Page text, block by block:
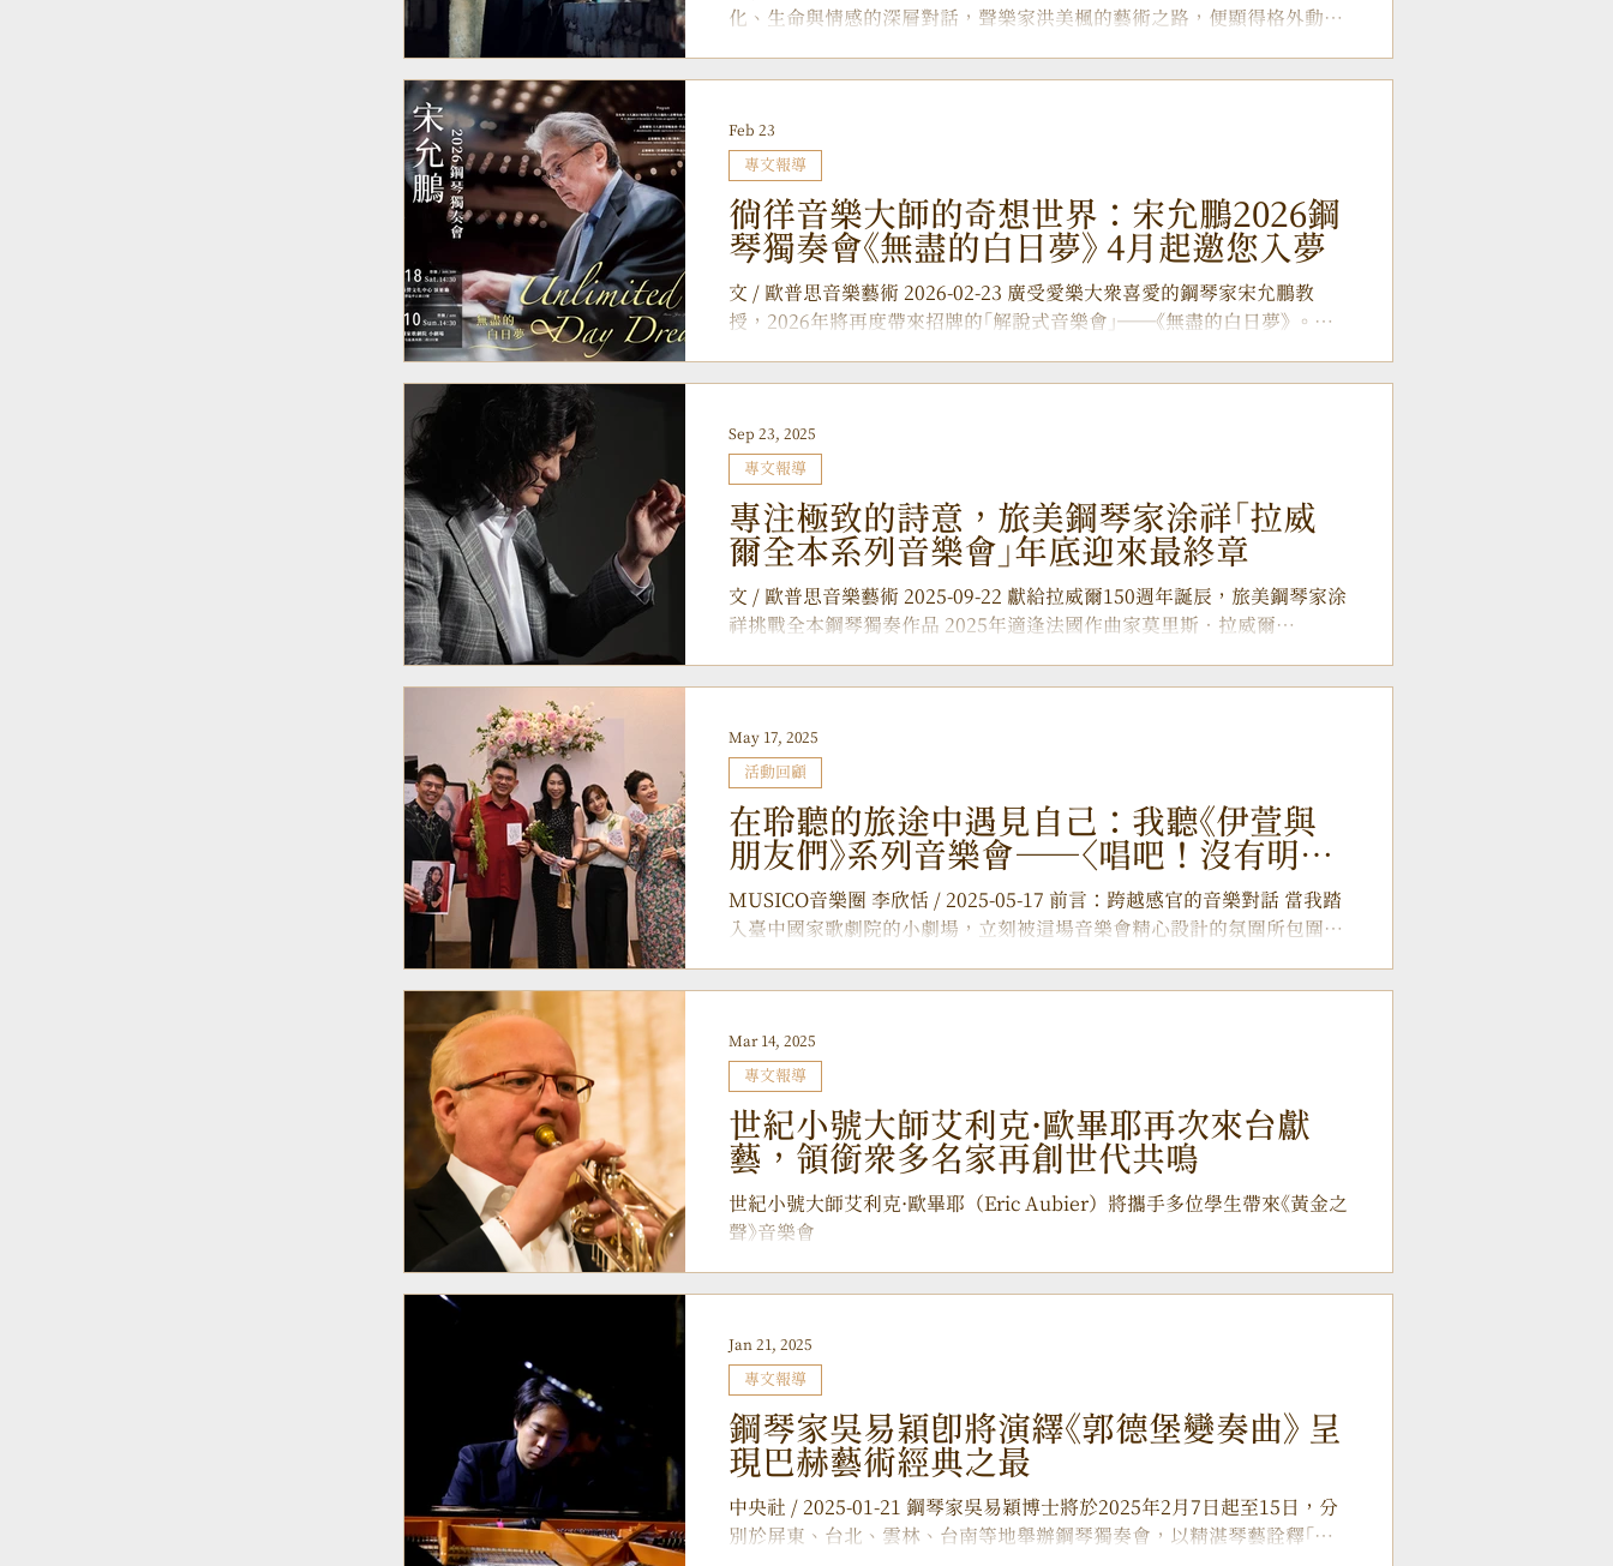
化、生命與情感的深層對話，聲樂家洪美楓的藝術之路，便顯得格外動
梭於歌劇舞台，也延伸至醫療與社會關懷的現場。今年四月，她將帶著全
望，也是再出發。 ▲ 馬來西亞女高音洪美楓四月將於臺中、臺北舉辦兩
場個人獨唱會。 在世界之間學會「直接走進音樂」 談起橫跨歐亞的求學歲
悟，是世界真的很大。」 從多元族群交織的馬來西亞，到包容度極高的臺
灣，再到歌劇文化深厚的義大利與學術氛圍濃厚的澳洲，她逐步意識到
「聽兩遍就能背整部歌劇」 的能力震撼，最終卻領悟：關鍵不在天賦，而在
語言與文化的「內化」 。 「當你用對的方式切入音樂，它其實會變得很直
接。」 她強調，身為東方音樂家，不應以 「不熟悉文化」 為藉口，而應勇敢
徜徉音樂大師的奇想世界：宋允鵬2026鋼
琴獨奏會《無盡的白日夢》 4月起邀您入夢
文 / 歐普思音樂藝術 2026-02-23 廣受愛樂大眾喜愛的鋼琴家宋允鵬教
授，2026年將再度帶來招牌的「解說式音樂會」──《無盡的白日夢》 。宋
、 《長髮公主》 等系列主題，透過在演奏中穿插平易近人的故事解說，將
潛入莫札特與孟德爾頌的腦海，一同解讀並聆賞偉大音樂家的白日夢。 ▲
鋼琴家宋允鵬教授，2026年將再度帶來招牌的「解說式音樂會」──《無盡
美呼應無邊無際的浪漫想像。上半場以莫札特 《A大調變奏曲》 揭開序幕，
這首充滿甜蜜期盼的作品，彷彿映照出作曲家對幸福生活的純潔嚮往；接
中，迸發出天真純淨的喜悅，動人心弦。 下半場則聚焦孟德爾頌的深刻靈
魂。宋教授將演繹多首經典的 《無言歌》 ，這些沒有歌詞的精緻小品，為
聽眾保留了無限的想像空間，也是作曲家人生閱歷的優雅寫照。壓軸
專文報導
Feb 23
專注極致的詩意，旅美鋼琴家涂祥「拉威
爾全本系列音樂會」年底迎來最終章
文 / 歐普思音樂藝術 2025-09-22 獻給拉威爾150週年誕辰，旅美鋼琴家涂
祥挑戰全本鋼琴獨奏作品 2025年適逢法國作曲家莫里斯．拉威爾
豐富的音樂風格聞名的作曲家，其作...
專文報導
Sep 23, 2025
在聆聽的旅途中遇見自己：我聽《伊萱與
朋友們》系列音樂會——〈唱吧！沒有明天
的唱吧！〉
MUSICO音樂圈 李欣恬 / 2025-05-17 前言：跨越感官的音樂對話 當我踏
入臺中國家歌劇院的小劇場，立刻被這場音樂會精心設計的氛圍所包圍，
右下角那面精心擺放的投影螢幕，既不遮擋觀眾視線，又能完美...
活動回顧
May 17, 2025
世紀小號大師艾利克·歐畢耶再次來台獻
藝，領銜眾多名家再創世代共鳴
世紀小號大師艾利克·歐畢耶（Eric Aubier）將攜手多位學生帶來《黃金之
聲》音樂會
專文報導
Mar 14, 2025
鋼琴家吳易穎即將演繹《郭德堡變奏曲》 呈
現巴赫藝術經典之最
中央社 / 2025-01-21 鋼琴家吳易穎博士將於2025年2月7日起至15日，分
別於屏東、台北、雲林、台南等地舉辦鋼琴獨奏會，以精湛琴藝詮釋「音
專文報導
Jan 21, 2025